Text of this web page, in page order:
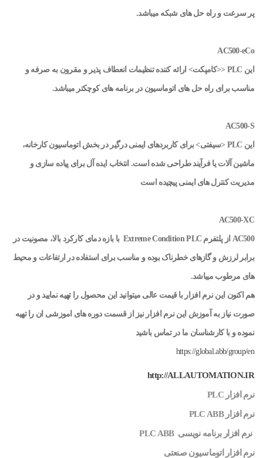
پر سرعت و راه حل های شبکه میباشد.
AC500-eCo
این PLC <<کامپکت> ارائه کننده تنظیمات انعطاف پذیر و مقرون به صرفه و
مناسب برای راه حل های اتوماسیون در برنامه های کوچکتر میباشد.
AC500-S
این PLC <سیفتی> برای کاربردهای ایمنی درگیر در بخش اتوماسیون کارخانه،
ماشین آلات یا فرآیند طراحی شده است. انتخاب ایده آل برای پیاده سازی و
مدیریت کنترل های ایمنی پیچیده است
AC500-XC
Extreme Condition PLC از پلتفرم AC500 با بازه دمای کارکرد بالا، مصونیت در
برابر لرزش و گازهای خطرناک بوده و مناسب برای استفاده در ارتفاعات و محیط
های مرطوب میباشد.
هم اکنون این نرم افزار با قیمت عالی میتوانید این محصول را تهیه نمایید و در
صورت نیاز به آموزش این نرم افزار نیز از قسمت دوره های اموزشی ان را تهیه
نموده و با کارشناسان ما در تماس باشید
https://global.abb/group/en
http://ALLAUTOMATION.IR
نرم افزار PLC
نرم افزار PLC ABB
نرم افزار برنامه نویسی PLC ABB
نرم افزار اتوماسیون صنعتی